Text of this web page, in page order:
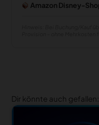
Amazon Disney-
Dir könnte auch gefallen: